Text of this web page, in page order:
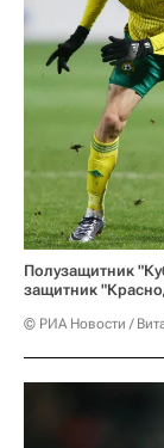
Полузащитник
защитник
© РИА Новости /